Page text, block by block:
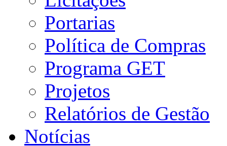
Portarias
Política de Compras
Programa GET
Projetos
Relatórios de Gestão
Notícias